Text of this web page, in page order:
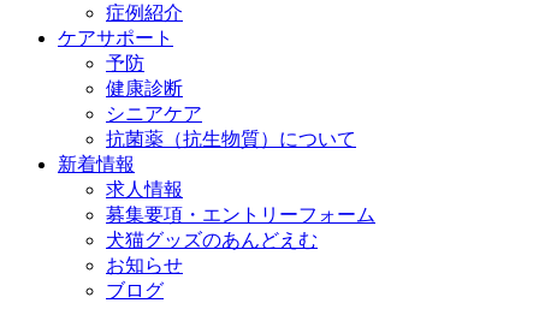
症例紹介
ケアサポート
予防
健康診断
シニアケア
抗菌薬（抗生物質）について
新着情報
求人情報
募集要項・エントリーフォーム
犬猫グッズのあんどえむ
お知らせ
ブログ